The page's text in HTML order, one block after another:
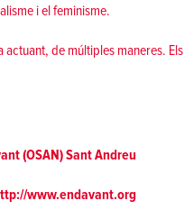
i el feminisme.
de múltiples maneres. Els
(OSAN) Sant Andreu
www.endavant.org